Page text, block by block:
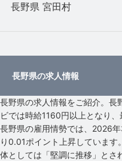
長野県 宮田村
長野県の求人情報
長野県の求人情報をご紹介。長
ビでは時給1160円以上となり
長野県の雇用情勢では、2026
り0.01ポイント上昇しています
体としては「堅調に推移」とさ